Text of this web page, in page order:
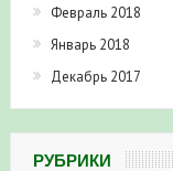
Февраль 2018
Январь 2018
Декабрь 2017
РУБРИКИ